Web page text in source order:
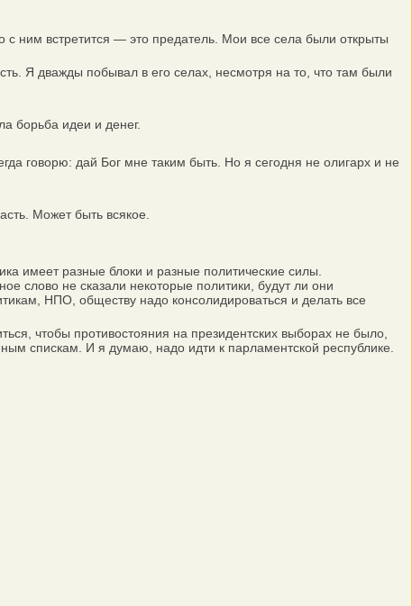
встретится — это предатель. Мои все села были открыты
Я дважды побывал в его селах, несмотря на то, что там были
борьба идеи и денег.
говорю: дай Бог мне таким быть. Но я сегодня не олигарх и не
Может быть всякое.
имеет разные блоки и разные политические силы.
слово не сказали некоторые политики, будут ли они
НПО, обществу надо консолидироваться и делать все
чтобы противостояния на президентских выборах не было,
спискам. И я думаю, надо идти к парламентской республике.